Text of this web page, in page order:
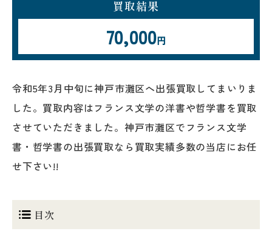
買取結果
70,000円
令和5年3月中旬に神戸市灘区へ出張買取してまいりま
した。買取内容はフランス文学の洋書や哲学書を買取
させていただきました。神戸市灘区でフランス文学
書・哲学書の出張買取なら買取実績多数の当店にお任
せ下さい!!
目次